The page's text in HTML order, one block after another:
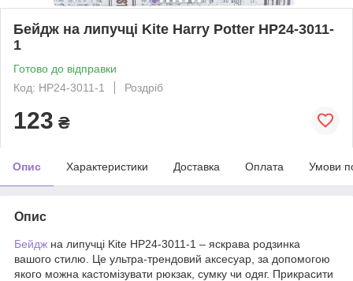
Бейдж на липучці Kite Harry Potter HP24-3011-
1
Готово до відправки
Код: HP24-3011-1
Роздріб
123 ₴
Опис Характеристики Доставка Оплата Умови
Опис
Бейдж на липучці Kite HP24-3011-1 – яскрава родзинка
вашого стилю. Це ультра-трендовий аксесуар, за допомогою
якого можна кастомізувати рюкзак, сумку чи одяг. Прикрасити